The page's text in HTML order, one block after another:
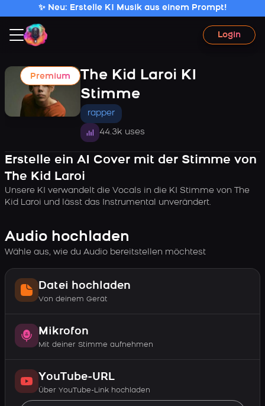
✨ Neu: Erstelle KI Musik aus einem Prompt!
Login
Premium
The Kid Laroi KI
Stimme
rapper
44.3k uses
Erstelle ein AI Cover mit der Stimme von
The Kid Laroi
Unsere KI verwandelt die Vocals in die KI Stimme von The
Kid Laroi und lässt das Instrumental unverändert.
Audio hochladen
Wähle aus, wie du Audio bereitstellen möchtest
Datei hochladen
Von deinem Gerät
Mikrofon
Mit deiner Stimme aufnehmen
YouTube-URL
Über YouTube-Link hochladen